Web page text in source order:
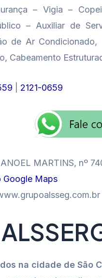
– Vigia –
– Auxiliar de
de Ar
Cabeamento
2121-0659
MARTINS, nº
Google Maps
na cidade de São